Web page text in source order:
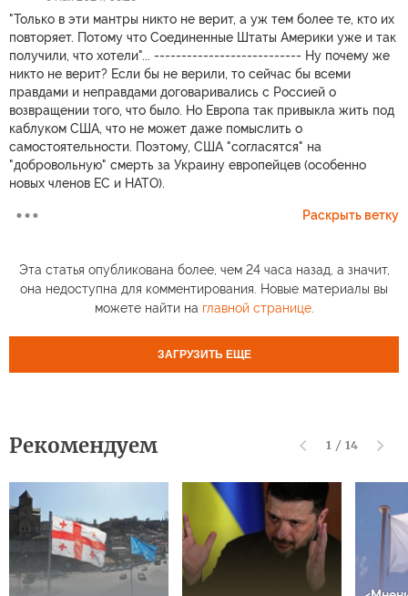
"Только в эти мантры никто не верит, а уж тем более те, кто их
повторяет. Потому что Соединенные Штаты Америки уже и так
получили, что хотели"... --------------------------- Ну почему же
никто не верит? Если бы не верили, то сейчас бы всеми
правдами и неправдами договаривались с Россией о
возвращении того, что было. Но Европа так привыкла жить под
каблуком США, что не может даже помыслить о
самостоятельности. Поэтому, США "согласятся" на
"добровольную" смерть за Украину европейцев (особенно
новых членов ЕС и НАТО).
Раскрыть ветку
Эта статья опубликована более, чем 24 часа назад, а значит,
она недоступна для комментирования. Новые материалы вы
можете найти на главной странице.
ЗАГРУЗИТЬ ЕЩЕ
Рекомендуем 1 / 14